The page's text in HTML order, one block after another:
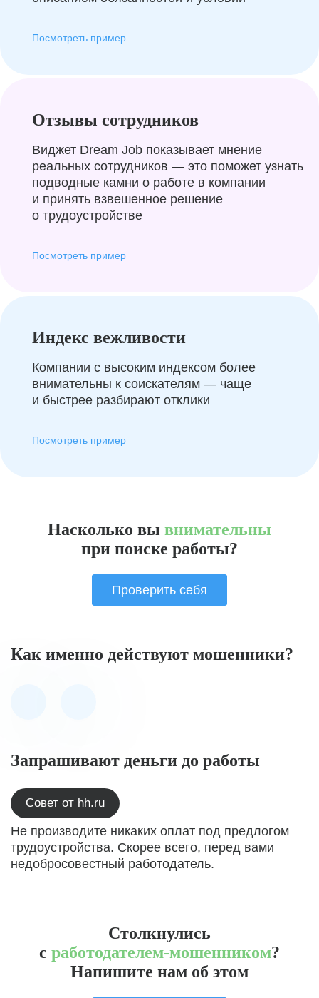
Посмотреть пример
Отзывы сотрудников
Виджет Dream Job показывает мнение
реальных сотрудников — это поможет узнать
подводные камни о работе в компании
и принять взвешенное решение
о трудоустройстве
Посмотреть пример
Индекс вежливости
Компании с высоким индексом более
внимательны к соискателям — чаще
и быстрее разбирают отклики
Посмотреть пример
Насколько вы внимательны
при поиске работы?
Проверить себя
Как именно действуют мошенники?
Запрашивают деньги до работы
Совет от hh.ru
Не производите никаких оплат под предлогом
трудоустройства. Скорее всего, перед вами
недобросовестный работодатель.
Столкнулись
с работодателем-мошенником?
Напишите нам об этом